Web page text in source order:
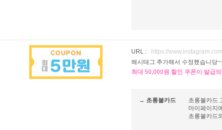
URL :
https://
해시태그 추가해서 수정했습니당
최대 50,000원 할인 쿠폰이 발급
→ 초롱불카드
초롱불카드
마이페이지
초롱불카드